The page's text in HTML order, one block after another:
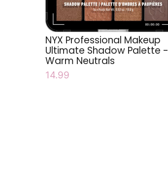
NYX Professional Makeup
Ultimate Shadow Palette -
Warm Neutrals
14.99